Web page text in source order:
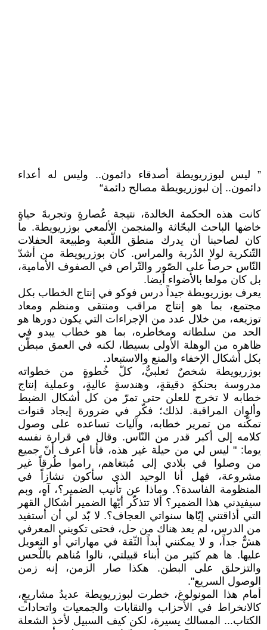
” ليس لبوزريويطة أصدقاء دائمون.. وليس له أعداء
دائمون.. إن لبوزريويطة مصالح دائمة“
كانت هذه الحكمة الخالدة، نتيجة عُصارةٍ وتجربةَ حياةٍ
خاضها الباحث البحّاثة والمنجمن الألمعي بوزريويطة. ما
كان لصاحبنا أن يدرك منطق اللّعبة وطبيعة الحفلات
التّنكرية لولا الدُربة والمراس. كان بوزريويطة من أشدّ
النّاس حرصاً على الصّور والتّراص في الصفوف الأمامية،
بل كان مولعا بالأضواء أيضا.
يعرف بوزريويطة جيداً درس فوكو في إنتاج الخطاب بكل
مجتمع، بما هو إنتاج مراقب ومنتقى ومنظم ومعاد
توزيعه، من خلال عدد من الإجراءات التي يكون دورها هو
الحد من سلطاته ومخاطره، بما هو خطاب يبدو في
ظاهره من الوهلة الأولى بسيطا، لكنه في العمق مبطّن
بكل أشكال الإخفاء والمنع والاستبعاد.
بوزريويطة شخصٌ ثعلبيٌّ، كلّ خُطوةٍ من خطواته
مدروسة بحنكةٍ دقيقةٍ، وهندسةٍ عاليةٍ، وعملية إنتاج
خطابه لا تخرج للعلن حتى تمرّ من كل أشكال الضبط
وألوان المراقبة. لذلك؛ فكّر في ضرورة إيجاد قنوات
تمكّنه من تمرير خطابه، وآليات تساعده على وصول
كلامه إلى أكبر قدر من النّاس. وقال في قرارة نفسه
يوما: " ليس لي من حيلة غير هذه، فأنا أعرف أنّ جميع
من وصلوا في بلادي إلى مُبتغاهم، راموا طُرقاً غير
مشروعة، فهل أنا الوحيد الذي سأكون نشازاً في
المنظومة الفاسدة؟. وماذا عن تأنيب الضمير؟، آهٍ، وبم
سيفيدني هذا الضمير؟ ألا تتذكّر أيّها الضمير أشكال القهر
التي أذاقتني إيّاها سنواتي العجاف؟. لا بّد لي أن أستفيد
من الدرس، لم يعد هناك من حل، فحتى تكويني المعرفي
هشٌّ جداً، و لا يمكنني أبداً الثّقة في مهاراتي أو التعويل
عليها. ها هم كثير من أبناء قبيلتي، نالوا مُناهم باللّحس
والتزحلق على البطن. هكذا صار الزمن، إنه زمن
الوصول السريع".
أمام هذا المونولوغ، خطرت لبوزريويطة عديدُ مشاريعٍ،
كالانخراط في الأحزاب والنقابات والجمعيات واتحادات
الكتاب... المسالك يسيرة، لكن كيف السبيل لأخذ الشعلة